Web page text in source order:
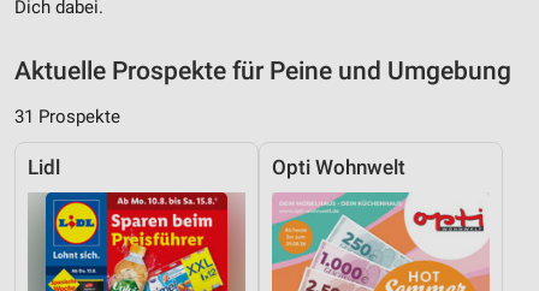
Dich dabei.
Aktuelle Prospekte für Peine und Umgebung
31 Prospekte
Lidl Opti Wohnwelt